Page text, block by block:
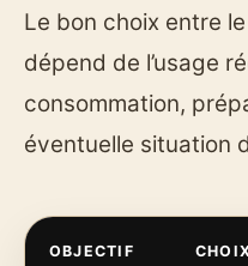
Le bon choix entre
dépend de l’usage
consommation,
éventuelle situation
OBJECTIF